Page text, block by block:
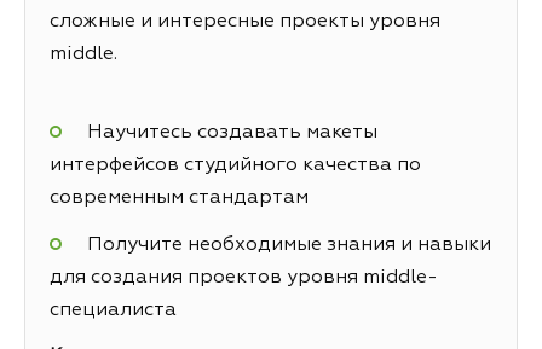
сложные и интересные проекты уровня
middle.
Научитесь создавать макеты
интерфейсов студийного качества по
современным стандартам
Получите необходимые знания и навыки
для создания проектов уровня middle-
специалиста